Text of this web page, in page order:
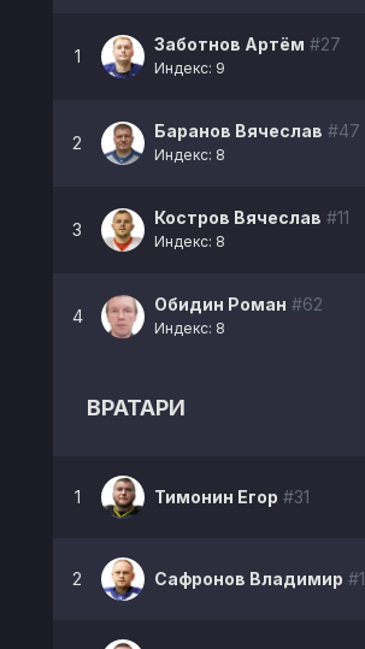
1
Заботнов Артём #27
Индекс: 9
2
Баранов Вячеслав #47
Индекс: 8
3
Костров Вячеслав #11
Индекс: 8
4
Обидин Роман #62
Индекс: 8
ВРАТАРИ
1 Тимонин Егор #31
2 Сафронов Владимир #1